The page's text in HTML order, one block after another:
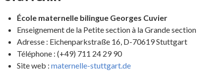
École maternelle bilingue Georges Cuvier
Enseignement de la Petite section à la Grande section
Adresse : Eichenparkstraße 16, D-70619 Stuttgart
Téléphone : (+49) 711 24 29 90
Site web : maternelle-stuttgart.de